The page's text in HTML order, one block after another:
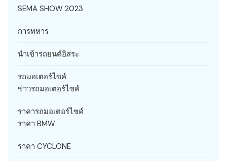
SEMA SHOW 2023
การทหาร
นำเข้ารถยนต์อิสระ
รถมอเตอร์ไซค์
ข่าวรถมอเตอร์ไซค์
ราคารถมอเตอร์ไซค์
ราคา BMW
ราคา CYCLONE